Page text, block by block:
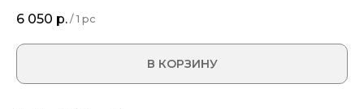
6 050 р. / 1 pc
В КОРЗИНУ